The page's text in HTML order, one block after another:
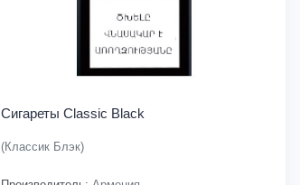
Сигареты Classic Black
(Классик Блэк)